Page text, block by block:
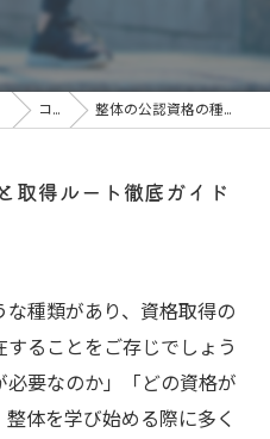
コラム 整体の公認資格の種類と取得ルート徹底ガイド
取得ルート徹底ガイド
種類があり、資格取得の
ることをご存じでしょう
要なのか」「どの資格が
体を学び始める際に多く